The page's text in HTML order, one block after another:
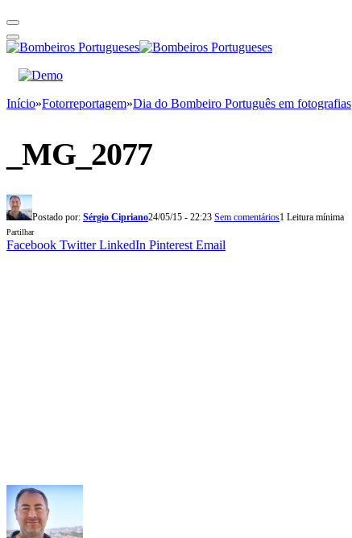
Início»Fotorreportagem»Dia do Bombeiro Português em fotografias
_MG_2077
Postado por: Sérgio Cipriano24/05/15 - 22:23 Sem comentários1 Leitura mínima
Partilhar
Facebook Twitter LinkedIn Pinterest Email